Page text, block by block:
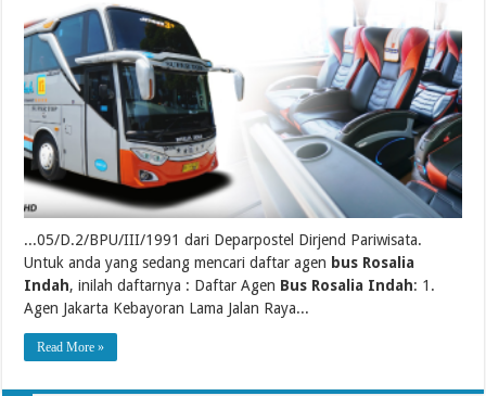
...05/D.2/BPU/III/1991 dari Deparpostel Dirjend Pariwisata.
Untuk anda yang sedang mencari daftar agen bus Rosalia
Indah, inilah daftarnya : Daftar Agen Bus Rosalia Indah: 1.
Agen Jakarta Kebayoran Lama Jalan Raya...
Read More »